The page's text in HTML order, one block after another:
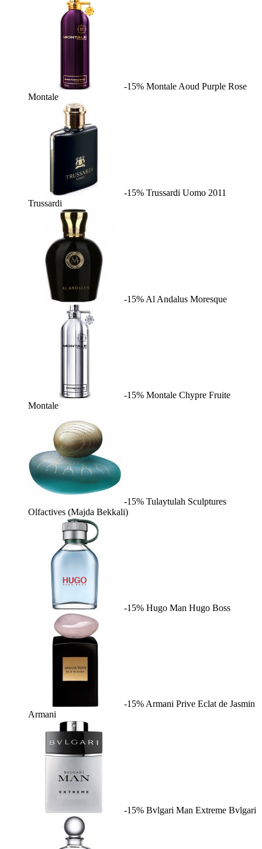
-15% Montale Aoud Purple Rose
Montale
-15% Trussardi Uomo 2011
Trussardi
-15% Al Andalus Moresque
-15% Montale Chypre Fruite
Montale
-15% Tulaytulah Sculptures
Olfactives (Majda Bekkali)
-15% Hugo Man Hugo Boss
-15% Armani Prive Eclat de Jasmin
Armani
-15% Bvlgari Man Extreme Bvlgari